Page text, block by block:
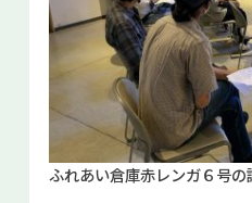
ふれあい倉庫赤レンガ６号の